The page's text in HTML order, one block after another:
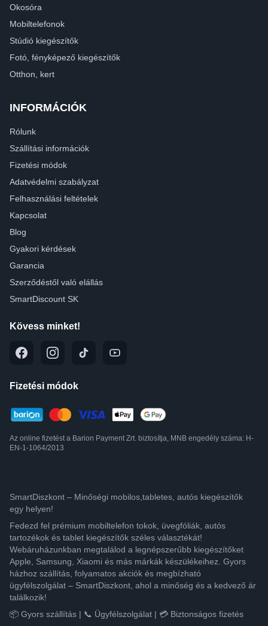
Okosóra
Mobiltelefonok
Stúdió kiegészítők
Fotó, fényképező kiegészítők
Otthon, kert
INFORMÁCIÓK
Rólunk
Szállítási információk
Fizetési módok
Adatvédelmi szabályzat
Felhasználási feltételek
Kapcsolat
Blog
Gyakori kérdések
Garancia
Szerződéstől való elállás
SmartDiscount SK
Kövess minket!
Fizetési módok
Az online fizetést a Barion Payment Zrt. biztosítja, MNB engedély száma: H-
EN-1-1064/2013
SmartDiszkont – Minőségi mobilos,tabletes, autós kiegészítők
egy helyen!
Fedezd fel prémium mobiltelefon tokok, üvegfóliák, autós
tartozékok és tablet kiegészítők széles választékát!
Webáruházunkban megtalálod a legnépszerűbb kiegészítőket
Apple, Samsung, Xiaomi és más márkák készülékeihez. Gyors
házhoz szállítás, folyamatos akciók és megbízható
ügyfélszolgálat – SmartDiszkont, ahol a minőség és a kedvező ár
találkozik!
📦 Gyors szállítás | 📞 Ügyfélszolgálat | 💳 Biztonságos fizetés